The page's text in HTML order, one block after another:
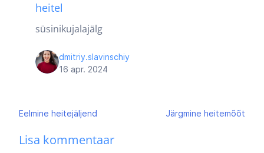
heitel
süsinikujalajälg
dmitriy.slavinschiy
16 apr. 2024
Navigeerimine
Eelmine heitejäljend Järgmine heitemõõt
Lisa kommentaar